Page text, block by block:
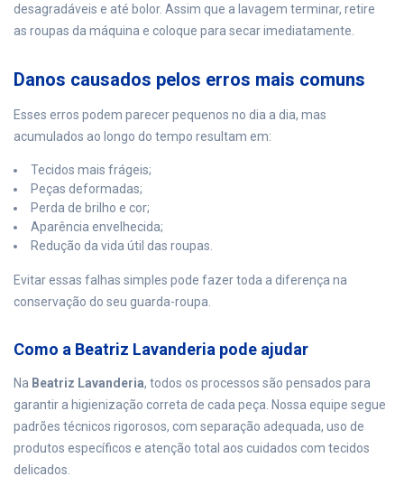
desagradáveis e até bolor. Assim que a lavagem terminar, retire
as roupas da máquina e coloque para secar imediatamente.
Danos causados pelos erros mais comuns
Esses erros podem parecer pequenos no dia a dia, mas
acumulados ao longo do tempo resultam em:
Tecidos mais frágeis;
Peças deformadas;
Perda de brilho e cor;
Aparência envelhecida;
Redução da vida útil das roupas.
Evitar essas falhas simples pode fazer toda a diferença na
conservação do seu guarda-roupa.
Como a Beatriz Lavanderia pode ajudar
Na Beatriz Lavanderia, todos os processos são pensados para
garantir a higienização correta de cada peça. Nossa equipe segue
padrões técnicos rigorosos, com separação adequada, uso de
produtos específicos e atenção total aos cuidados com tecidos
delicados.